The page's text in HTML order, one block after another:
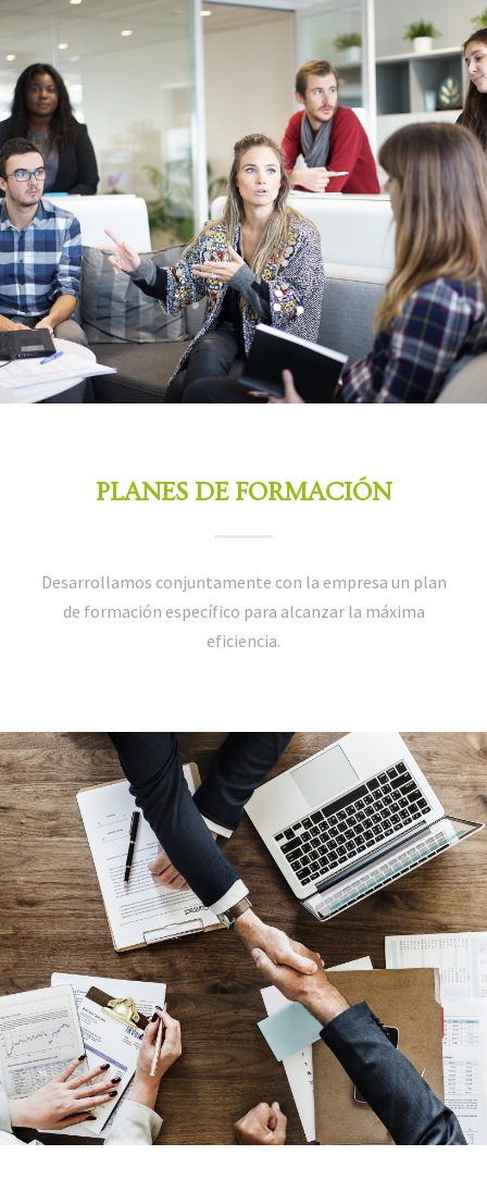
PLANES DE FORMACIÓN
Desarrollamos conjuntamente con la empresa un plan
de formación específico para alcanzar la máxima
eficiencia.